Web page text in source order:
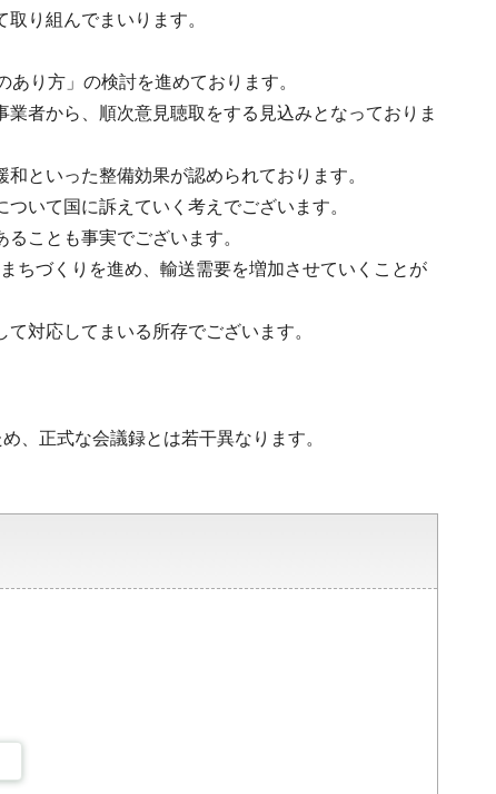
り組んでまいります。
り方」の検討を進めております。
者から、順次意見聴取をする見込みとなっておりま
といった整備効果が認められております。
いて国に訴えていく考えでございます。
ことも事実でございます。
ちづくりを進め、輸送需要を増加させていくことが
連携して対応してまいる所存でございます。
、正式な会議録とは若干異なります。